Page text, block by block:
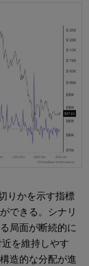
りかを示す指標
できる。シナリ
局面が断続的に
を維持しやす
造的な分配が進